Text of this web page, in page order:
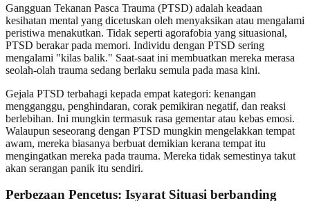
Gangguan Tekanan Pasca Trauma (PTSD) adalah keadaan
kesihatan mental yang dicetuskan oleh menyaksikan atau mengalami
peristiwa menakutkan. Tidak seperti agorafobia yang situasional,
PTSD berakar pada memori. Individu dengan PTSD sering
mengalami "kilas balik." Saat-saat ini membuatkan mereka merasa
seolah-olah trauma sedang berlaku semula pada masa kini.
Gejala PTSD terbahagi kepada empat kategori: kenangan
mengganggu, penghindaran, corak pemikiran negatif, dan reaksi
berlebihan. Ini mungkin termasuk rasa gementar atau kebas emosi.
Walaupun seseorang dengan PTSD mungkin mengelakkan tempat
awam, mereka biasanya berbuat demikian kerana tempat itu
mengingatkan mereka pada trauma. Mereka tidak semestinya takut
akan serangan panik itu sendiri.
Perbezaan Pencetus: Isyarat Situasi berbanding